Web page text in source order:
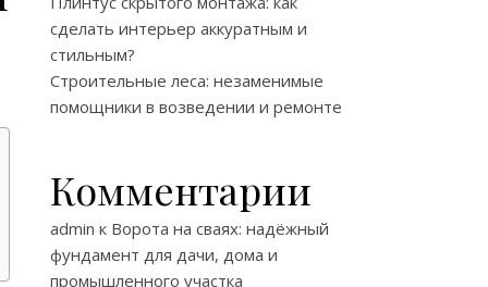
сделать интерьер аккуратным и
стильным?
Строительные леса: незаменимые
помощники в возведении и ремонте
Комментарии
admin к Ворота на сваях: надёжный
фундамент для дачи, дома и
промышленного участка